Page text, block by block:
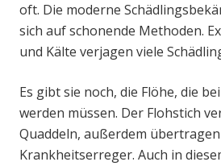
oft. Die moderne
sich auf schonende Methoden.
und Kälte verjagen viele
Es gibt sie noch, die Flöhe, die
werden müssen. Der Flohstich
Quaddeln, außerdem
Krankheitserreger. Auch in